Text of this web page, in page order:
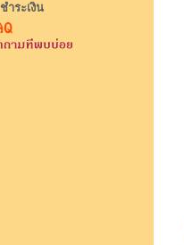
ชำระเงิน